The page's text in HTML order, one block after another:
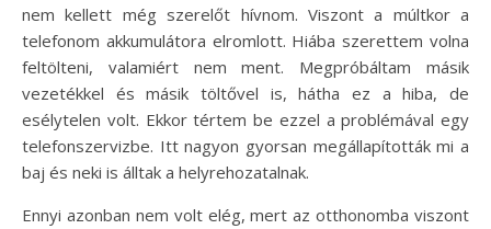
nem kellett még szerelőt hívnom. Viszont a múltkor a
telefonom akkumulátora elromlott. Hiába szerettem volna
feltölteni, valamiért nem ment. Megpróbáltam másik
vezetékkel és másik töltővel is, hátha ez a hiba, de
esélytelen volt. Ekkor tértem be ezzel a problémával egy
telefonszervizbe. Itt nagyon gyorsan megállapították mi a
baj és neki is álltak a helyrehozatalnak.
Ennyi azonban nem volt elég, mert az otthonomba viszont